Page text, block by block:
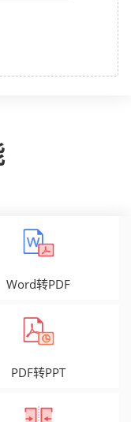
Word转PDF
PDF转PPT